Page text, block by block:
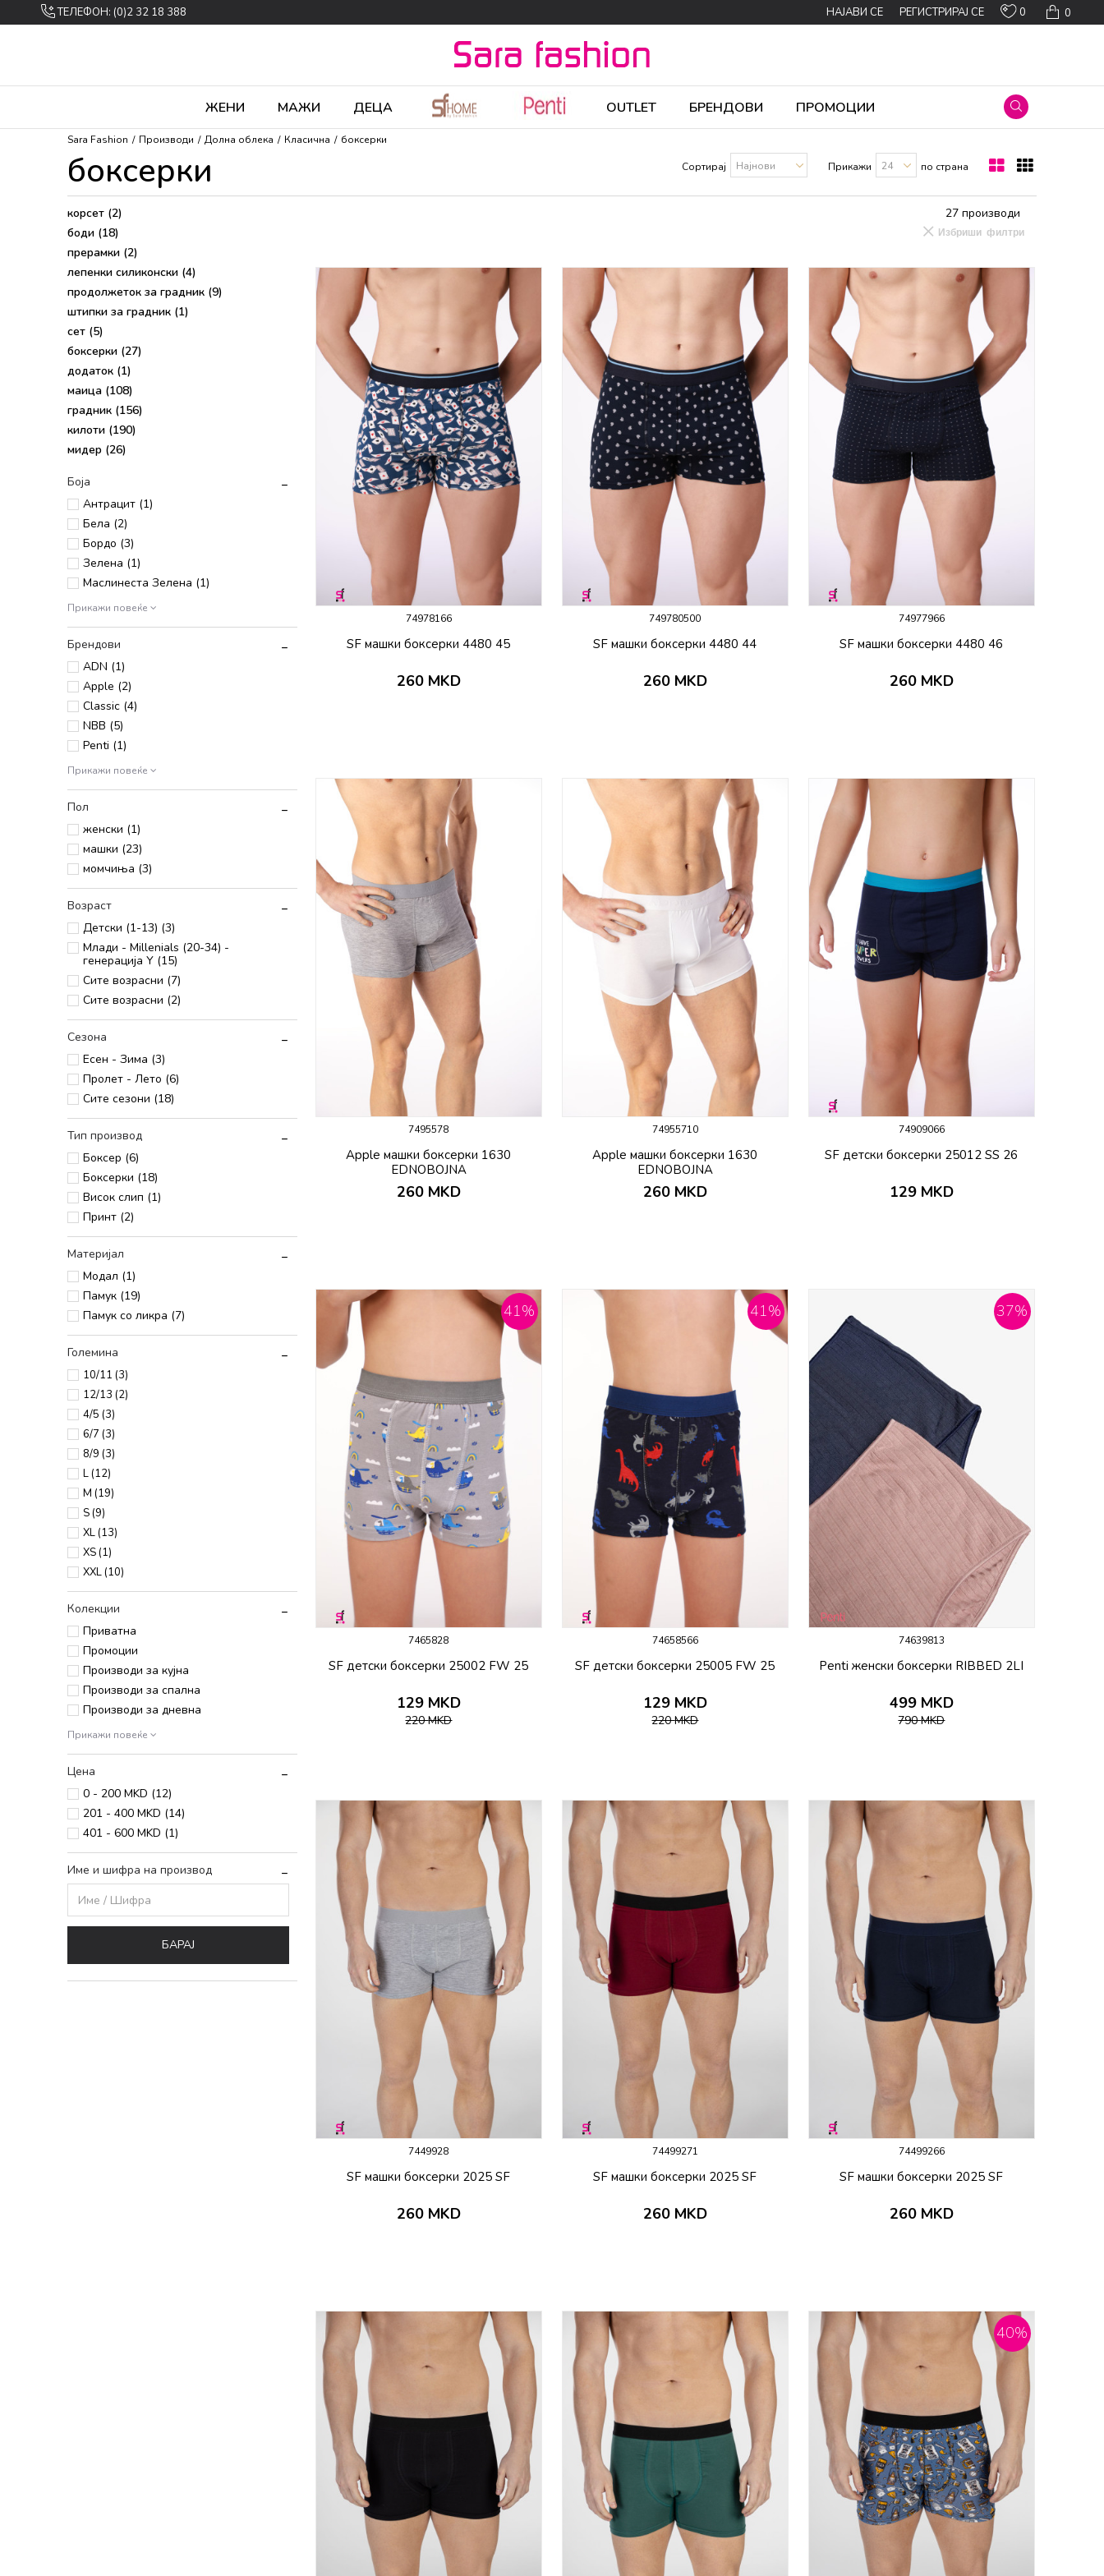
ТЕЛЕФОН: (0)2 32 18 388 0
0
НАЈАВИ СЕ РЕГИСТРИРАЈ СЕ
ЖЕНИ МАЖИ ДЕЦА OUTLET БРЕНДОВИ ПРОМОЦИИ
Sara Fashion Производи Долна облека Класична боксерки
боксерки Сортирај Прикажи по страна
корсет (2)
боди (18)
прерамки (2)
лепенки силиконски (4)
продолжеток за градник (9)
штипки за градник (1)
сет (5)
боксерки (27)
додаток (1)
маица (108)
градник (156)
килоти (190)
мидер (26)
Боја
Антрацит (1)
Бела (2)
Бордо (3)
Зелена (1)
Маслинеста Зелена (1)
Прикажи повеќе
Брендови
ADN (1)
Apple (2)
Classic (4)
NBB (5)
Penti (1)
Прикажи повеќе
Пол
женски (1)
машки (23)
момчиња (3)
Возраст
Детски (1-13) (3)
Млади - Millenials (20-34) -
генерација Y (15)
Сите возрасни (7)
Сите возрасни (2)
Сезона
Есен - Зима (3)
Пролет - Лето (6)
Сите сезони (18)
Тип производ
Боксер (6)
Боксерки (18)
Висок слип (1)
Принт (2)
Материјал
Модал (1)
Памук (19)
Памук со ликра (7)
Големина
10/11 (3)
12/13 (2)
4/5 (3)
6/7 (3)
8/9 (3)
L(12)
M (19)
S(9)
XL(13)
XS(1)
XXL(10)
Колекции
Приватна
Промоции
Производи за кујна
Производи за спална
Производи за дневна
Прикажи повеќе
Цена
0 - 200 MKD (12)
201 - 400 MKD (14)
401 - 600 MKD (1)
Име и шифра на производ
БАРАЈ
27 производи
Избриши филтри
74978166
SF машки боксерки 4480 45
260 MKD
749780500
SF машки боксерки 4480 44
260 MKD
74977966
SF машки боксерки 4480 46
260 MKD
7495578
Apple машки боксерки 1630
EDNOBOJNA
260 MKD
74955710
Apple машки боксерки 1630
EDNOBOJNA
260 MKD
74909066
SF детски боксерки 25012 SS 26
129 MKD
41%
7465828
SF детски боксерки 25002 FW 25
129 MKD
220MKD
41%
74658566
SF детски боксерки 25005 FW 25
129 MKD
220MKD
37%
74639813
Penti женски боксерки RIBBED 2LI
499 MKD
790MKD
7449928
SF машки боксерки 2025 SF
260 MKD
74499271
SF машки боксерки 2025 SF
260 MKD
74499266
SF машки боксерки 2025 SF
260 MKD
40%